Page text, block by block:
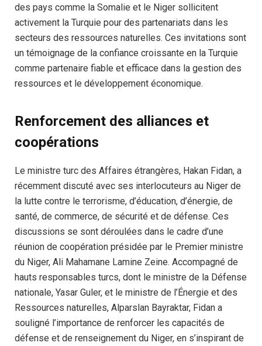
des pays comme la Somalie et le Niger sollicitent
activement la Turquie pour des partenariats dans les
secteurs des ressources naturelles. Ces invitations sont
un témoignage de la confiance croissante en la Turquie
comme partenaire fiable et efficace dans la gestion des
ressources et le développement économique.
Renforcement des alliances et
coopérations
Le ministre turc des Affaires étrangères, Hakan Fidan, a
récemment discuté avec ses interlocuteurs au Niger de
la lutte contre le terrorisme, d’éducation, d’énergie, de
santé, de commerce, de sécurité et de défense. Ces
discussions se sont déroulées dans le cadre d’une
réunion de coopération présidée par le Premier ministre
du Niger, Ali Mahamane Lamine Zeine. Accompagné de
hauts responsables turcs, dont le ministre de la Défense
nationale, Yasar Guler, et le ministre de l’Énergie et des
Ressources naturelles, Alparslan Bayraktar, Fidan a
souligné l’importance de renforcer les capacités de
défense et de renseignement du Niger, en s’inspirant de